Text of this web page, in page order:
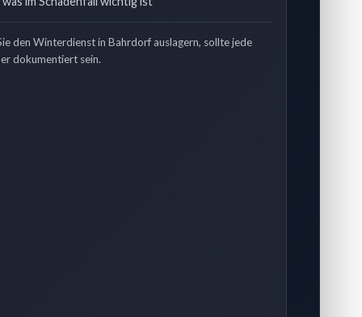
den Winterdienst in Bahrdorf auslagern, sollte jede
dokumentiert sein.